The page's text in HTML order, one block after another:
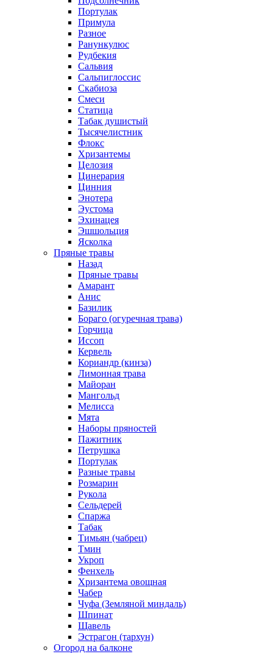
Портулак
Примула
Разное
Ранункулюс
Рудбекия
Сальвия
Сальпиглоссис
Скабиоза
Смеси
Статица
Табак душистый
Тысячелистник
Флокс
Хризантемы
Целозия
Цинерария
Цинния
Энотера
Эустома
Эхинацея
Эшшольция
Ясколка
Пряные травы
Назад
Пряные травы
Амарант
Анис
Базилик
Бораго (огуречная трава)
Горчица
Иссоп
Кервель
Кориандр (кинза)
Лимонная трава
Майоран
Мангольд
Мелисса
Мята
Наборы пряностей
Пажитник
Петрушка
Портулак
Разные травы
Розмарин
Рукола
Сельдерей
Спаржа
Табак
Тимьян (чабрец)
Тмин
Укроп
Фенхель
Хризантема овощная
Чабер
Чуфа (Земляной миндаль)
Шпинат
Щавель
Эстрагон (тархун)
Огород на балконе